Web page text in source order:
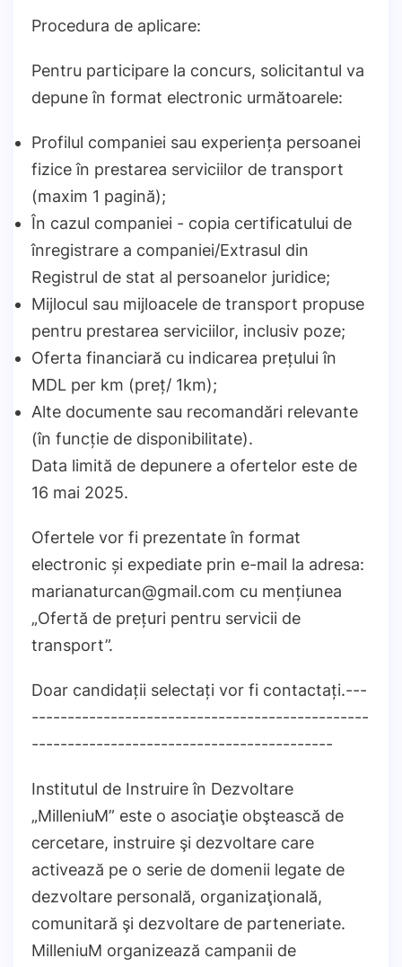
Procedura de aplicare:
Pentru participare la concurs, solicitantul va
depune în format electronic următoarele:
Profilul companiei sau experiența persoanei
fizice în prestarea serviciilor de transport
(maxim 1 pagină);
În cazul companiei - copia certificatului de
înregistrare a companiei/Extrasul din
Registrul de stat al persoanelor juridice;
Mijlocul sau mijloacele de transport propuse
pentru prestarea serviciilor, inclusiv poze;
Oferta financiară cu indicarea prețului în
MDL per km (preț/ 1km);
Alte documente sau recomandări relevante
(în funcție de disponibilitate).
Data limită de depunere a ofertelor este de
16 mai 2025.
Ofertele vor fi prezentate în format
electronic și expediate prin e-mail la adresa:
marianaturcan@gmail.com cu mențiunea
„Ofertă de prețuri pentru servicii de
transport”.
Doar candidații selectați vor fi contactați.---
-----------------------------------------------
------------------------------------------
Institutul de Instruire în Dezvoltare
„MilleniuM” este o asociaţie obştească de
cercetare, instruire şi dezvoltare care
activează pe o serie de domenii legate de
dezvoltare personală, organizaţională,
comunitară şi dezvoltare de parteneriate.
MilleniuM organizează campanii de